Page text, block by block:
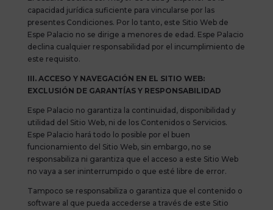
capacidad jurídica suficiente para vincularse por las
presentes Condiciones. Por lo tanto, este Sitio Web de
Espe Palacio no se dirige a menores de edad. Espe Palacio
declina cualquier responsabilidad por el incumplimiento de
este requisito.
III. ACCESO Y NAVEGACIÓN EN EL SITIO WEB:
EXCLUSIÓN DE GARANTÍAS Y RESPONSABILIDAD
Espe Palacio no garantiza la continuidad, disponibilidad y
utilidad del Sitio Web, ni de los Contenidos o Servicios.
Espe Palacio hará todo lo posible por el buen
funcionamiento del Sitio Web, sin embargo, no se
responsabiliza ni garantiza que el acceso a este Sitio Web
no vaya a ser ininterrumpido o que esté libre de error.
Tampoco se responsabiliza o garantiza que el contenido o
software al que pueda accederse a través de este Sitio